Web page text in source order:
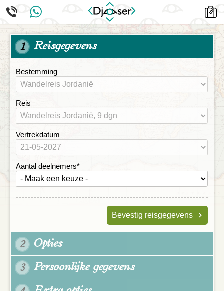
1 Reisgegevens
Bestemming
Reis
Vertrekdatum
Aantal deelnemers*
Bevestig reisgegevens
2 Opties
3 Persoonlijke gegevens